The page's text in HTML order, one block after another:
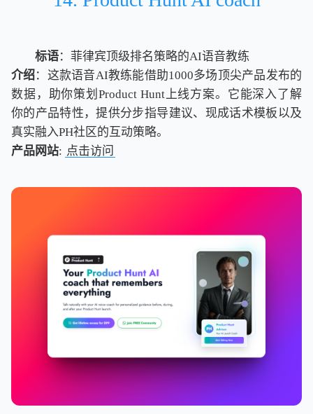
标语：菲律宾顶级排名策略的AI语音教练
介绍：这款语音AI教练能借助1000多场顶尖产品发布的
数据，助你策划Product Hunt上线方案。它能深入了解
你的产品特性，提供分步指导建议、现成话术模板以及
真实融入PH社区的互动策略。
产品网站: 点击访问